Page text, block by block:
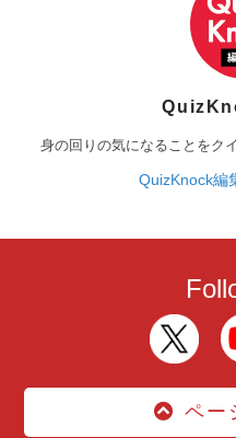
身の回りの気になることをク
QuizKnock編
ペー